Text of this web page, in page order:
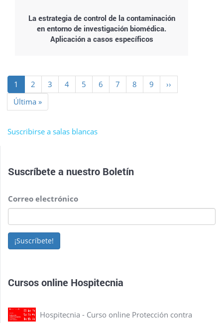
La estrategia de control de la contaminación
en entorno de investigación biomédica.
Aplicación a casos específicos
Paginación
Página
actual
1 Page
2 Page
3 Page
4 Page
5 Page
6 Page
7 Page
8 Page
9
Siguiente
página
››
Última
página
Última »
Suscribirse a salas blancas
Suscríbete a nuestro Boletín
Correo electrónico
¡Suscríbete!
Cursos online Hospitecnia
Hospitecnia - Curso online Protección contra